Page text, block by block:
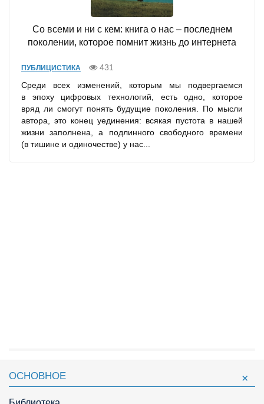
Со всеми и ни с кем: книга о нас – последнем
поколении, которое помнит жизнь до интернета
ПУБЛИЦИСТИКА
431
Среди всех изменений, которым мы подвергаемся
в эпоху цифровых технологий, есть одно, которое
вряд ли смогут понять будущие поколения. По мысли
автора, это конец уединения: всякая пустота в нашей
жизни заполнена, а подлинного свободного времени
(в тишине и одиночестве) у нас...
ОСНОВНОЕ